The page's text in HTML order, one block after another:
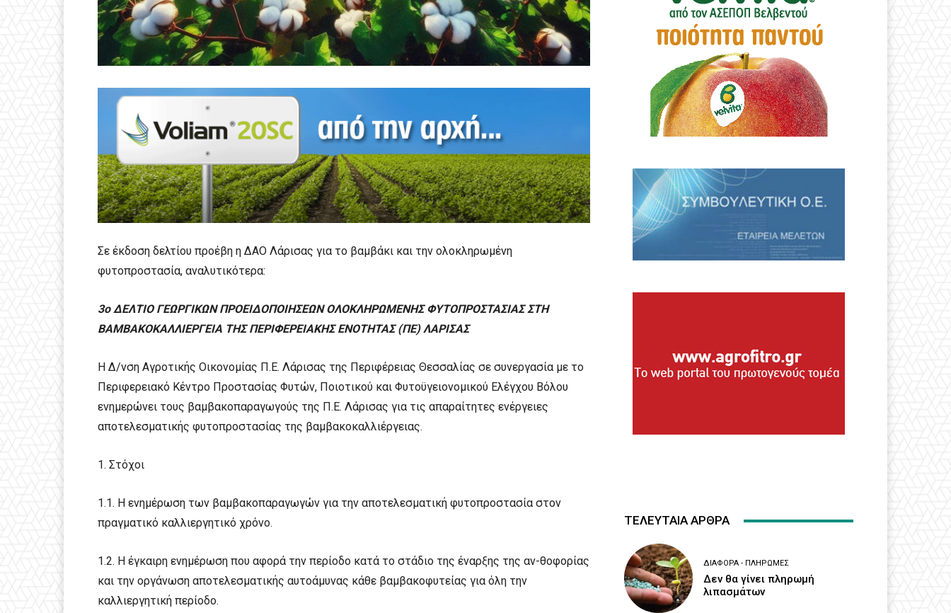
Σε έκδοση δελτίου προέβη η ΔΑΟ Λάρισας για το βαμβάκι και την ολοκληρωμένη
φυτοπροστασία, αναλυτικότερα:
3ο ΔΕΛΤΙΟ ΓΕΩΡΓΙΚΩΝ ΠΡΟΕΙΔΟΠΟΙΗΣΕΩΝ ΟΛΟΚΛΗΡΩΜΕΝΗΣ ΦΥΤΟΠΡΟΣΤΑΣΙΑΣ ΣΤΗ
ΒΑΜΒΑΚΟΚΑΛΛΙΕΡΓΕΙΑ ΤΗΣ ΠΕΡΙΦΕΡΕΙΑΚΗΣ ΕΝΟΤΗΤΑΣ (ΠΕ) ΛΑΡΙΣΑΣ
Η Δ/νση Αγροτικής Οικονομίας Π.Ε. Λάρισας της Περιφέρειας Θεσσαλίας σε συνεργασία με το
Περιφερειακό Κέντρο Προστασίας Φυτών, Ποιοτικού και Φυτοϋγειονομικού Ελέγχου Βόλου
ενημερώνει τους βαμβακοπαραγωγούς της Π.Ε. Λάρισας για τις απαραίτητες ενέργειες
αποτελεσματικής φυτοπροστασίας της βαμβακοκαλλιέργειας.
1. Στόχοι
1.1. Η ενημέρωση των βαμβακοπαραγωγών για την αποτελεσματική φυτοπροστασία στον
πραγματικό καλλιεργητικό χρόνο.
1.2. Η έγκαιρη ενημέρωση που αφορά την περίοδο κατά το στάδιο της έναρξης της αν-θοφορίας
και την οργάνωση αποτελεσματικής αυτοάμυνας κάθε βαμβακοφυτείας για όλη την
καλλιεργητική περίοδο.
ΤΕΛΕΥΤΑΙΑ ΑΡΘΡΑ
ΔΙΆΦΟΡΑ - ΠΛΗΡΩΜΈΣ
Δεν θα γίνει πληρωμή
λιπασμάτων